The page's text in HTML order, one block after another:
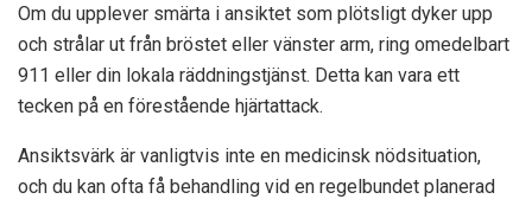
Om du upplever smärta i ansiktet som plötsligt dyker upp
och strålar ut från bröstet eller vänster arm, ring omedelbart
911 eller din lokala räddningstjänst. Detta kan vara ett
tecken på en förestående hjärtattack.
Ansiktsvärk är vanligtvis inte en medicinsk nödsituation,
och du kan ofta få behandling vid en regelbundet planerad